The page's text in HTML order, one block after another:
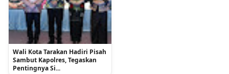
Wali Kota Tarakan Hadiri Pisah
Sambut Kapolres, Tegaskan
Pentingnya Si...